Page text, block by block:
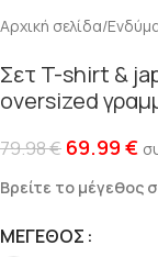
Αρχική σελίδα/
Σετ T-shirt &
oversized
79.98€ 69.99 €
Βρείτε το μέγεθος
ΜΈΓΕΘΟΣ